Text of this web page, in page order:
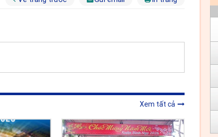
Xem tất cả